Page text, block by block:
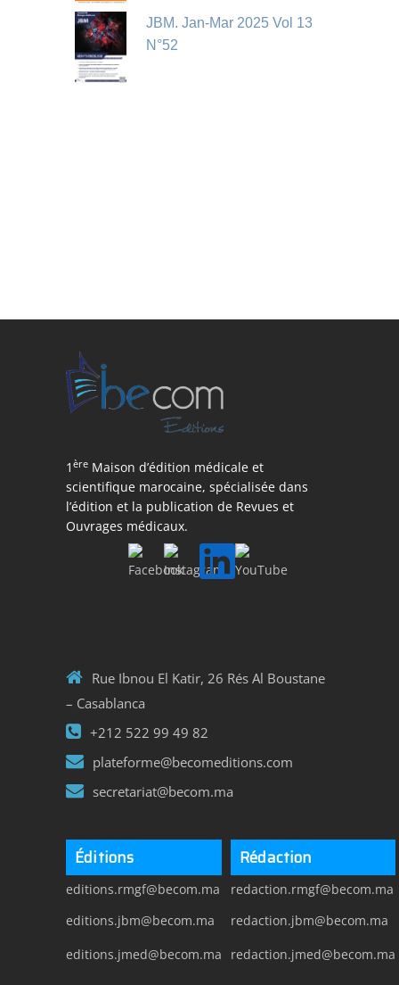
JBM. Jan-Mar 2025 Vol 13
N°52
1 ère Maison d’édition médicale et
scientifique marocaine, spécialisée dans
l’édition et la publication de Revues et
Ouvrages médicaux.
Rue Ibnou El Katir, 26 Rés Al Boustane
– Casablanca
+212 522 99 49 82
plateforme@becomeditions.com
secretariat@becom.ma
Éditions
editions.rmgf@becom.ma
editions.jbm@becom.ma
editions.jmed@becom.ma
Rédaction
redaction.rmgf@becom.ma
redaction.jbm@becom.ma
redaction.jmed@becom.ma